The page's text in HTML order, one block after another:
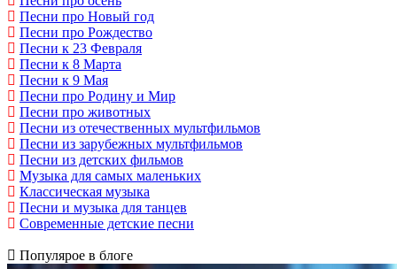
Песни про Новый год
Песни про Рождество
Песни к 23 Февраля
Песни к 8 Марта
Песни к 9 Мая
Песни про Родину и Мир
Песни про животных
Песни из отечественных мультфильмов
Песни из зарубежных мультфильмов
Песни из детских фильмов
Музыка для самых маленьких
Классическая музыка
Песни и музыка для танцев
Современные детские песни
Популярое в блоге